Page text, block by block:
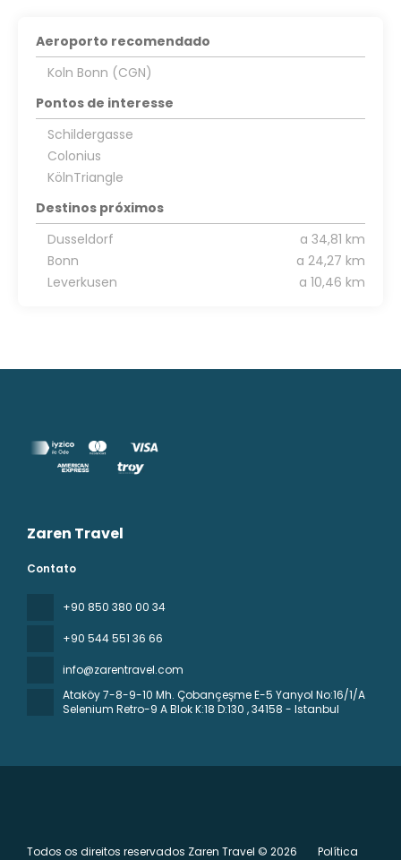
Aeroporto recomendado
Koln Bonn (CGN)
Pontos de interesse
Schildergasse
Colonius
KölnTriangle
Destinos próximos
Dusseldorf
a 34,81 km
Bonn
a 24,27 km
Leverkusen
a 10,46 km
Zaren Travel
Contato
+90 850 380 00 34
+90 544 551 36 66
info@zarentravel.com
Ataköy 7-8-9-10 Mh. Çobançeşme E-5 Yanyol No:16/1/A
Selenium Retro-9 A Blok K:18 D:130 , 34158 - Istanbul
Todos os direitos reservados Zaren Travel © 2026
Política